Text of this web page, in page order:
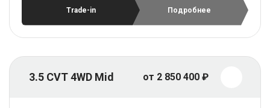
Trade-in Подробнее
3.5 CVT 4WD Mid от 2 850 400 ₽